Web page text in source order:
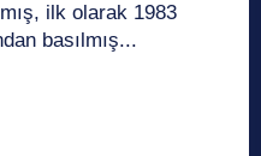
ilk olarak 1983
basılmış...